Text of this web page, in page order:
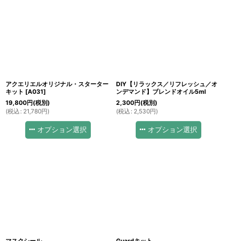
アクエリエルオリジナル・スターター
キット [A031]
19,800円(税別)
(税込 : 21,780円)
オプション選択
DIY【リラックス／リフレッシュ／オ
ンデマンド】ブレンドオイル5ml
2,300円(税別)
(税込 : 2,530円)
オプション選択